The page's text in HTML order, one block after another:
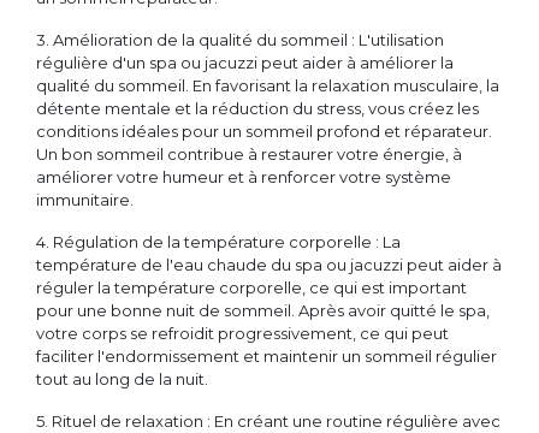
3. Amélioration de la qualité du sommeil : L'utilisation
régulière d'un spa ou jacuzzi peut aider à améliorer la
qualité du sommeil. En favorisant la relaxation musculaire, la
détente mentale et la réduction du stress, vous créez les
conditions idéales pour un sommeil profond et réparateur.
Un bon sommeil contribue à restaurer votre énergie, à
améliorer votre humeur et à renforcer votre système
immunitaire.
4. Régulation de la température corporelle : La
température de l'eau chaude du spa ou jacuzzi peut aider à
réguler la température corporelle, ce qui est important
pour une bonne nuit de sommeil. Après avoir quitté le spa,
votre corps se refroidit progressivement, ce qui peut
faciliter l'endormissement et maintenir un sommeil régulier
tout au long de la nuit.
5. Rituel de relaxation : En créant une routine régulière avec